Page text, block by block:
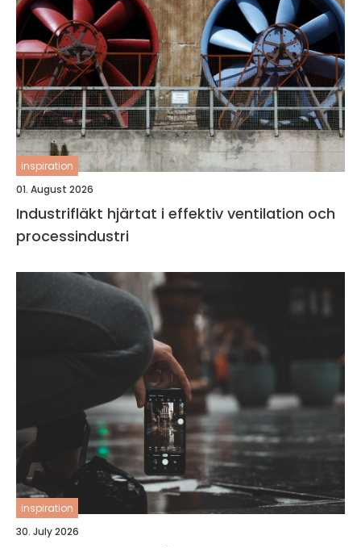
inspiration
01. August 2026
Industrifläkt hjärtat i effektiv ventilation och
processindustri
inspiration
30. July 2026